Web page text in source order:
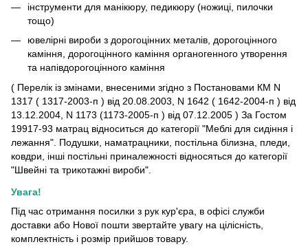
інструменти для манікюру, педикюру (ножиці, пилочки
тощо)
ювелірні вироби з дорогоцінних металів, дорогоцінного
каміння, дорогоцінного каміння органогенного утворення
та напівдорогоцінного каміння
( Перелік із змінами, внесеними згідно з Постановами КМ N
1317 ( 1317-2003-п ) від 20.08.2003, N 1642 ( 1642-2004-п ) від
13.12.2004, N 1173 (1173-2005-п ) від 07.12.2005 ) За Гостом
19917-93 матрац відноситься до категорії "Меблі для сидіння і
лежання". Подушки, наматрацники, постільна білизна, пледи,
ковдри, інші постільні приналежності відносяться до категорії
"Швейні та трикотажні вироби".
Увага!
Під час отримання посилки з рук кур'єра, в офісі служби
доставки або Нової пошти звертайте увагу на цілісність,
комплектність і розмір прийшов товару.